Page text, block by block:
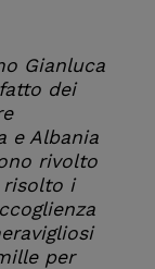
Gianluca
dei
e Albania
rivolto
risolto i
per